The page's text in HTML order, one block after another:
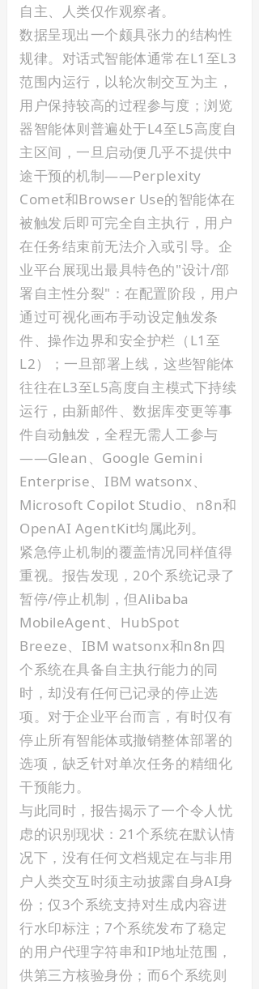
自主、人类仅作观察者。
数据呈现出一个颇具张力的结构性
规律。对话式智能体通常在L1至L3
范围内运行，以轮次制交互为主，
用户保持较高的过程参与度；浏览
器智能体则普遍处于L4至L5高度自
主区间，一旦启动便几乎不提供中
途干预的机制——Perplexity
Comet和Browser Use的智能体在
被触发后即可完全自主执行，用户
在任务结束前无法介入或引导。企
业平台展现出最具特色的"设计/部
署自主性分裂"：在配置阶段，用户
通过可视化画布手动设定触发条
件、操作边界和安全护栏（L1至
L2）；一旦部署上线，这些智能体
往往在L3至L5高度自主模式下持续
运行，由新邮件、数据库变更等事
件自动触发，全程无需人工参与
——Glean、Google Gemini
Enterprise、IBM watsonx、
Microsoft Copilot Studio、n8n和
OpenAI AgentKit均属此列。
紧急停止机制的覆盖情况同样值得
重视。报告发现，20个系统记录了
暂停/停止机制，但Alibaba
MobileAgent、HubSpot
Breeze、IBM watsonx和n8n四
个系统在具备自主执行能力的同
时，却没有任何已记录的停止选
项。对于企业平台而言，有时仅有
停止所有智能体或撤销整体部署的
选项，缺乏针对单次任务的精细化
干预能力。
与此同时，报告揭示了一个令人忧
虑的识别现状：21个系统在默认情
况下，没有任何文档规定在与非用
户人类交互时须主动披露自身AI身
份；仅3个系统支持对生成内容进
行水印标注；7个系统发布了稳定
的用户代理字符串和IP地址范围，
供第三方核验身份；而6个系统则